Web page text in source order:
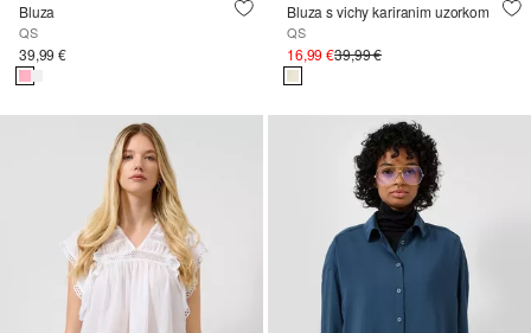
Bluza
QS
39,99 €
Bluza s vichy kariranim uzorkom
QS
16,99 €39,99 €